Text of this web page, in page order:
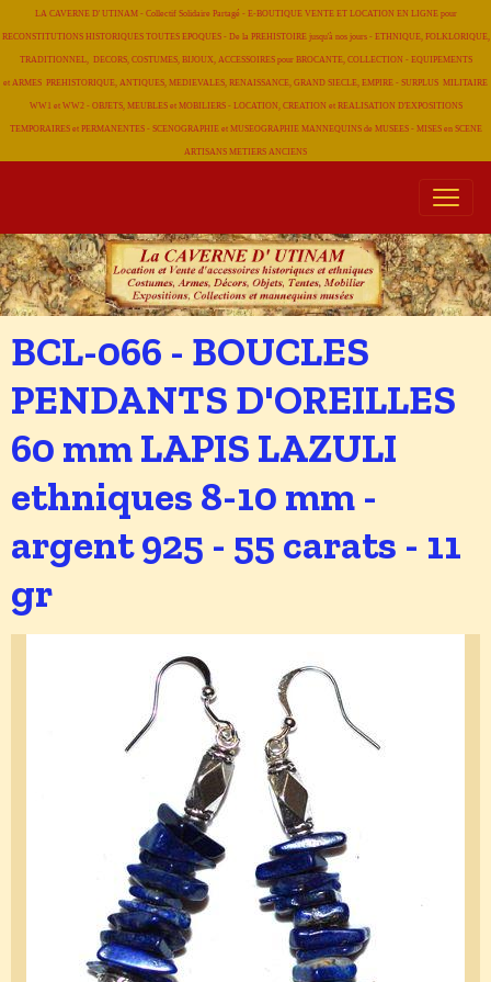
LA CAVERNE D' UTINAM - Collectif Solidaire Partagé - E-BOUTIQUE VENTE ET LOCATION EN LIGNE pour
RECONSTITUTIONS HISTORIQUES TOUTES EPOQUES - De la PREHISTOIRE jusqu'à nos jours - ETHNIQUE, FOLKLORIQUE,
TRADITIONNEL, DECORS, COSTUMES, BIJOUX, ACCESSOIRES pour BROCANTE, COLLECTION - EQUIPEMENTS
et ARMES PREHISTORIQUE, ANTIQUES, MEDIEVALES, RENAISSANCE, GRAND SIECLE, EMPIRE - SURPLUS MILITAIRE
WW1 et WW2 - OBJETS, MEUBLES et MOBILIERS - LOCATION, CREATION et REALISATION D'EXPOSITIONS
TEMPORAIRES et PERMANENTES - SCENOGRAPHIE et MUSEOGRAPHIE MANNEQUINS de MUSEES - MISES en SCENE
ARTISANS METIERS ANCIENS
BCL-066 - BOUCLES
PENDANTS D'OREILLES
60 mm LAPIS LAZULI
ethniques 8-10 mm -
argent 925 - 55 carats - 11
gr